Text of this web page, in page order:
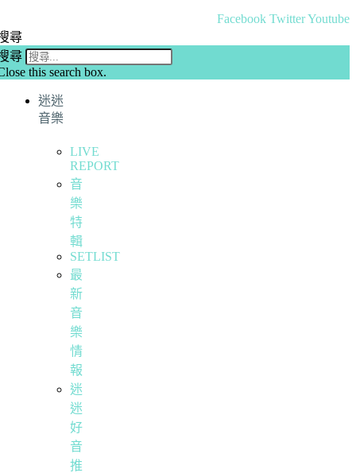
Facebook TwitterYoutube
尋
尋
this search box.
迷迷
音樂
LIVE
REPORT
音
樂
特
輯
SETLIST
最
新
音
樂
情
報
迷
迷
好
音
推